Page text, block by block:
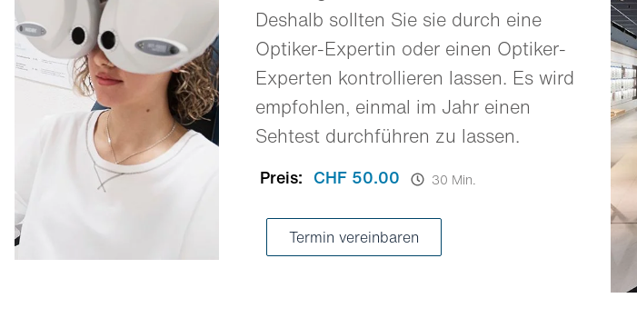
Deshalb sollten Sie sie durch eine
Optiker-Expertin oder einen Optiker-
Experten kontrollieren lassen. Es wird
empfohlen, einmal im Jahr einen
Sehtest durchführen zu lassen.
Preis: CHF 50.00 30 Min.
Termin vereinbaren